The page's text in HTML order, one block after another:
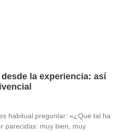
la experiencia: así
habitual preguntar: «¿Qué tal ha
parecidas: muy bien, muy